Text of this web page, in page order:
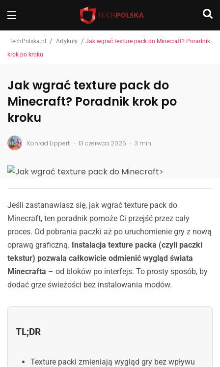
TechPolska.pl / Artykuły / Jak wgrać texture pack do Minecraft? Poradnik
krok po kroku
Jak wgrać texture pack do
Minecraft? Poradnik krok po
kroku
Konrad Lippert . 13 czerwca 2025 . 3 min
Jeśli zastanawiasz się, jak wgrać texture pack do
Minecraft, ten poradnik pomoże Ci przejść przez cały
proces. Od pobrania paczki aż po uruchomienie gry z nową
oprawą graficzną. Instalacja texture packa (czyli paczki
tekstur) pozwala całkowicie odmienić wygląd świata
Minecrafta – od bloków po interfejs. To prosty sposób, by
dodać grze świeżości bez instalowania modów.
TL;DR
Texture packi zmieniają wygląd gry bez wpływu